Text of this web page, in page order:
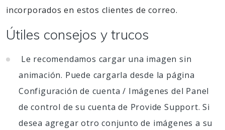
incorporados en estos clientes de correo.
Útiles consejos y trucos
Le recomendamos cargar una imagen sin
animación. Puede cargarla desde la página
Configuración de cuenta / Imágenes del Panel
de control de su cuenta de Provide Support. Si
desea agregar otro conjunto de imágenes a su